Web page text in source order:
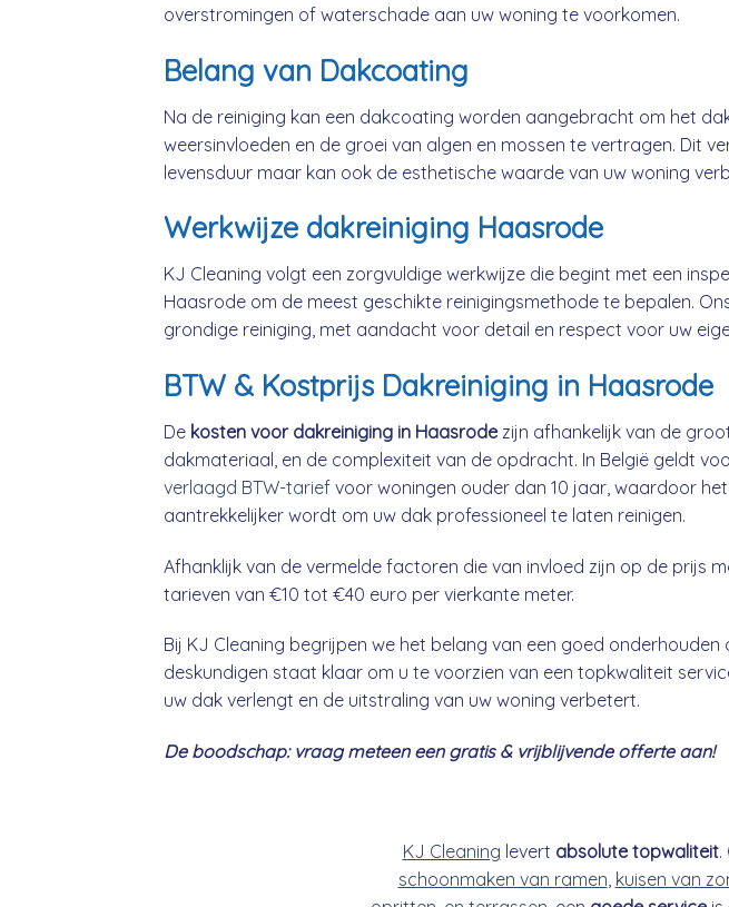
overstromingen of waterschade aan uw woning te voorkomen.
Belang van Dakcoating
Na de reiniging kan een dakcoating worden aangebracht om het
weersinvloeden en de groei van algen en mossen te vertragen. Dit
levensduur maar kan ook de esthetische waarde van uw woning
Werkwijze dakreiniging Haasrode
KJ Cleaning volgt een zorgvuldige werkwijze die begint met een
Haasrode om de meest geschikte reinigingsmethode te bepalen.
grondige reiniging, met aandacht voor detail en respect voor uw
BTW & Kostprijs Dakreiniging in Haasrode
De kosten voor dakreiniging in Haasrodezijn afhankelijk van de
dakmateriaal, en de complexiteit van de opdracht. In België geldt
verlaagd BTW-tarief voor woningen ouder dan 10 jaar, waardoor
aantrekkelijker wordt om uw dak professioneel te laten reinigen.
Afhanklijk van de vermelde factoren die van invloed zijn op de prijs
tarieven van €10 tot €40 euro per vierkante meter.
Bij KJ Cleaning begrijpen we het belang van een goed onderhouden
deskundigen staat klaar om u te voorzien van een topkwaliteit
uw dak verlengt en de uitstraling van uw woning verbetert.
De boodschap: vraag meteen een gratis & vrijblijvende offerte aan!
KJ Cleaning levert absolute topwaliteit.
schoonmaken van ramen, kuisen van